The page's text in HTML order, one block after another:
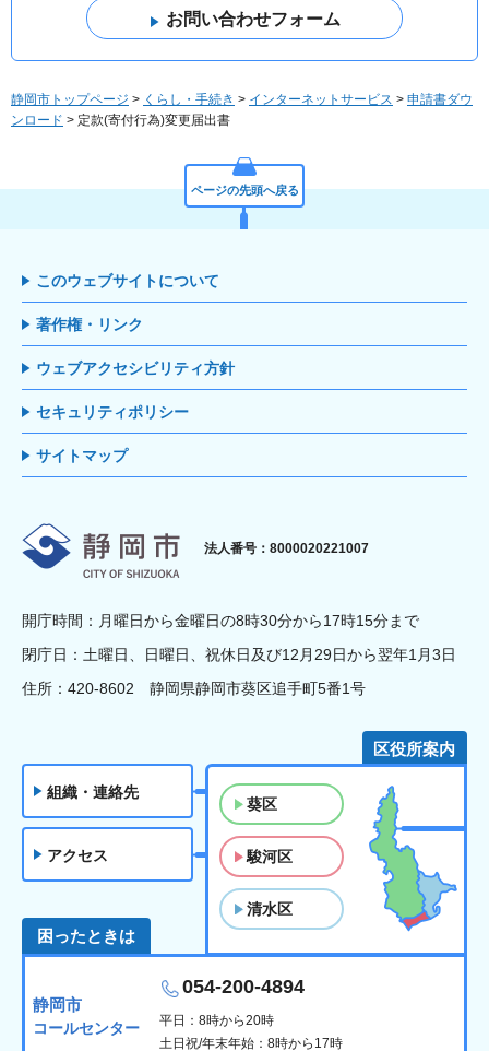
静岡市トップページ > くらし・手続き > インターネットサービス > 申請書ダウ
ンロード > 定款(寄付行為)変更届出書
ページの先頭へ戻る
このウェブサイトについて
著作権・リンク
ウェブアクセシビリティ方針
セキュリティポリシー
サイトマップ
静岡市
法人番号：8000020221007
開庁時間：月曜日から金曜日の8時30分から17時15分まで
閉庁日：土曜日、日曜日、祝休日及び12月29日から翌年1月3日
住所：420-8602 静岡県静岡市葵区追手町5番1号
組織・連絡先
アクセス
区役所案内
葵区
駿河区
清水区
困ったときは
静岡市
コールセンター
054-200-4894
平日：8時から20時
土日祝/年末年始：8時から17時